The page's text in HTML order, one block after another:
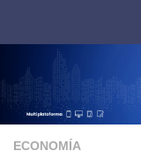
ECONOMÍA